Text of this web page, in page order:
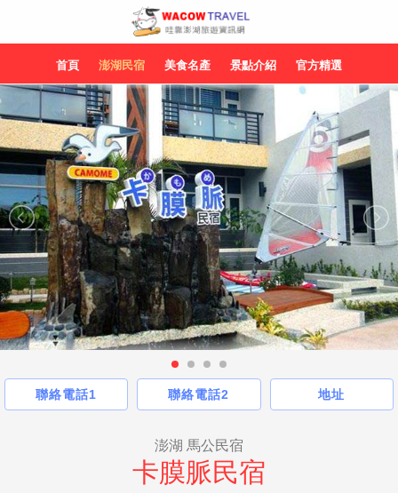
首頁 澎湖民宿 美食名產 景點介紹 官方精選
聯絡電話1 聯絡電話2 地址
澎湖 馬公民宿
卡膜脈民宿